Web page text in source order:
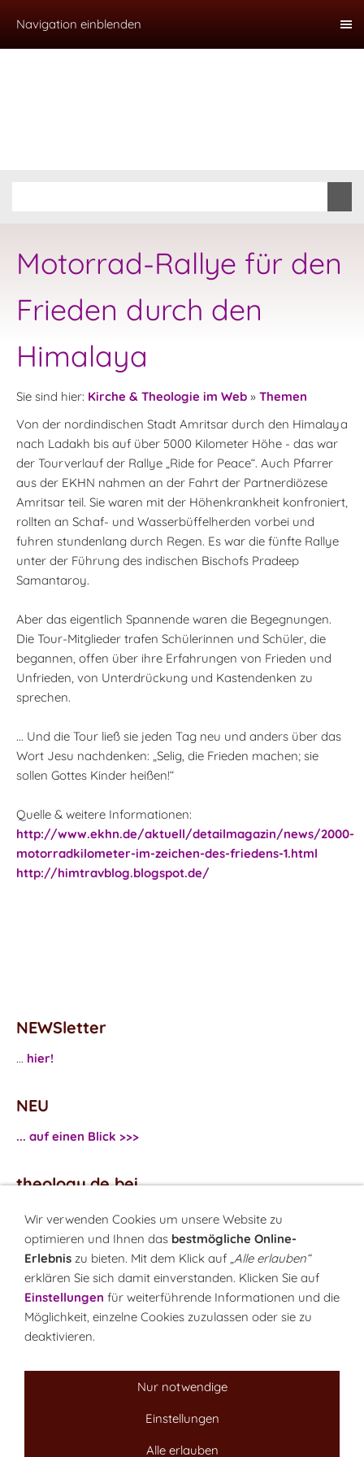
Navigation einblenden
Motorrad-Rallye für den
Frieden durch den
Himalaya
Sie sind hier: Kirche & Theologie im Web » Themen
Von der nordindischen Stadt Amritsar durch den Himalaya
nach Ladakh bis auf über 5000 Kilometer Höhe - das war
der Tourverlauf der Rallye „Ride for Peace“. Auch Pfarrer
aus der EKHN nahmen an der Fahrt der Partnerdiözese
Amritsar teil. Sie waren mit der Höhenkrankheit konfroniert,
rollten an Schaf- und Wasserbüffelherden vorbei und
fuhren stundenlang durch Regen. Es war die fünfte Rallye
unter der Führung des indischen Bischofs Pradeep
Samantaroy.
Aber das eigentlich Spannende waren die Begegnungen.
Die Tour-Mitglieder trafen Schülerinnen und Schüler, die
begannen, offen über ihre Erfahrungen von Frieden und
Unfrieden, von Unterdrückung und Kastendenken zu
sprechen.
... Und die Tour ließ sie jeden Tag neu und anders über das
Wort Jesu nachdenken: „Selig, die Frieden machen; sie
sollen Gottes Kinder heißen!“
Quelle & weitere Informationen:
http://www.ekhn.de/aktuell/detailmagazin/news/2000-
motorradkilometer-im-zeichen-des-friedens-1.html
http://himtravblog.blogspot.de/
NEWSletter
... hier!
NEU
... auf einen Blick >>>
theology.de bei
...Facebook
...Twitter
Monatsrätsel
Rätseln & Gewinnen!
LINK-Hinweis
Über unsKontakt
Wir verwenden Cookies um unsere Website zu
optimieren und Ihnen das bestmögliche Online-
Erlebnis zu bieten. Mit dem Klick auf „Alle erlauben“
erklären Sie sich damit einverstanden. Klicken Sie auf
Einstellungen für weiterführende Informationen und die
Möglichkeit, einzelne Cookies zuzulassen oder sie zu
deaktivieren.
Nur notwendige
Einstellungen
Alle erlauben